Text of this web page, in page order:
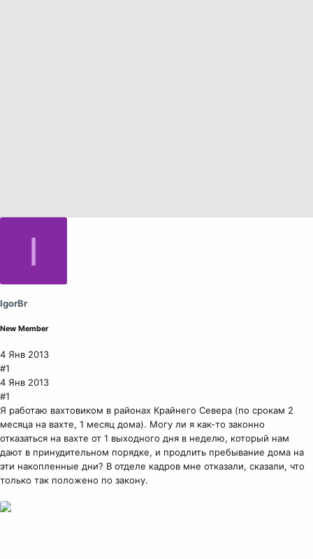
I
IgorBr
New Member
4 Янв 2013
#1
4 Янв 2013
#1
Я работаю вахтовиком в районах Крайнего Севера (по срокам 2
месяца на вахте, 1 месяц дома). Могу ли я как-то законно
отказаться на вахте от 1 выходного дня в неделю, который нам
дают в принудительном порядке, и продлить пребывание дома на
эти накопленные дни? В отделе кадров мне отказали, сказали, что
только так положено по закону.